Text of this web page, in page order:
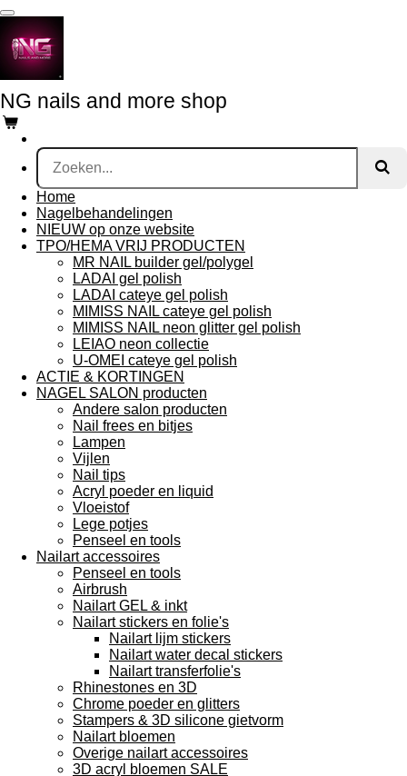
Ga
direct
naar
de
hoofdinhoud
NG nails and more shop
Home
Nagelbehandelingen
NIEUW op onze website
TPO/HEMA VRIJ PRODUCTEN
MR NAIL builder gel/polygel
LADAI gel polish
LADAI cateye gel polish
MIMISS NAIL cateye gel polish
MIMISS NAIL neon glitter gel polish
LEIAO neon collectie
U-OMEI cateye gel polish
ACTIE & KORTINGEN
NAGEL SALON producten
Andere salon producten
Nail frees en bitjes
Lampen
Vijlen
Nail tips
Acryl poeder en liquid
Vloeistof
Lege potjes
Penseel en tools
Nailart accessoires
Penseel en tools
Airbrush
Nailart GEL & inkt
Nailart stickers en folie's
Nailart lijm stickers
Nailart water decal stickers
Nailart transferfolie's
Rhinestones en 3D
Chrome poeder en glitters
Stampers & 3D silicone gietvorm
Nailart bloemen
Overige nailart accessoires
3D acryl bloemen SALE